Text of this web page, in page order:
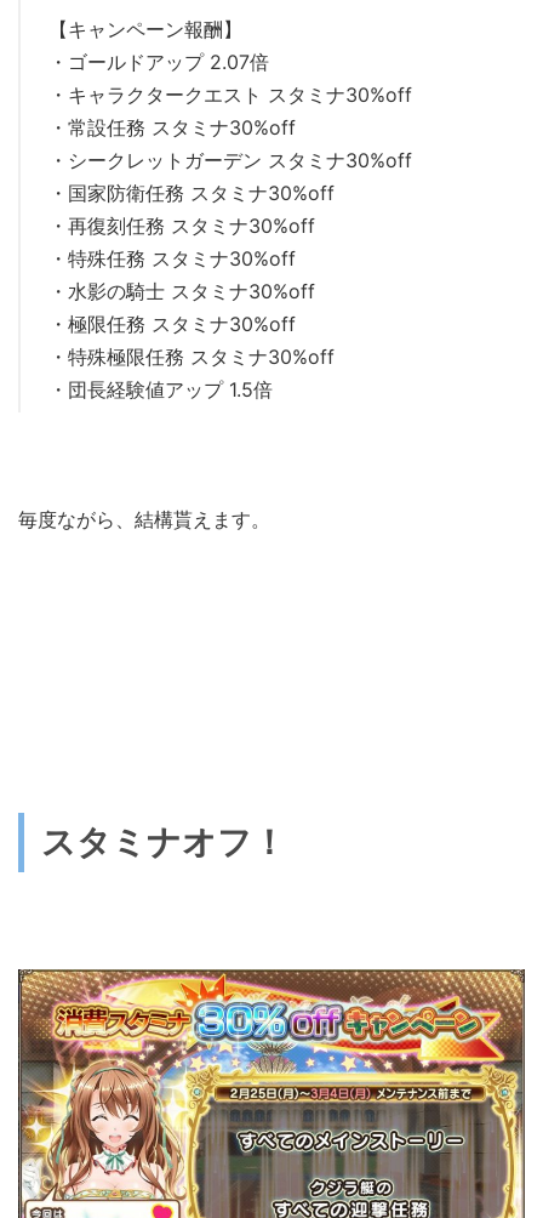
【キャンペーン報酬】
・ゴールドアップ 2.07倍
・キャラクタークエスト スタミナ30%off
・常設任務 スタミナ30%off
・シークレットガーデン スタミナ30%off
・国家防衛任務 スタミナ30%off
・再復刻任務 スタミナ30%off
・特殊任務 スタミナ30%off
・水影の騎士 スタミナ30%off
・極限任務 スタミナ30%off
・特殊極限任務 スタミナ30%off
・団長経験値アップ 1.5倍
毎度ながら、結構貰えます。
スタミナオフ！